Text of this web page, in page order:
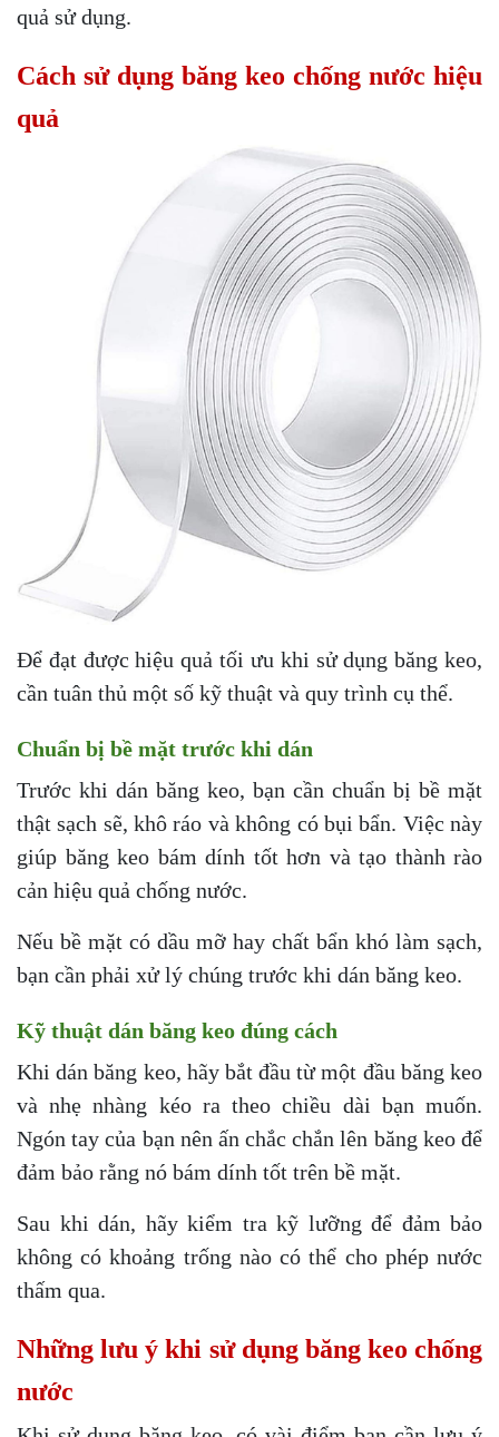
quả sử dụng.
Cách sử dụng băng keo chống nước hiệu
quả
Để đạt được hiệu quả tối ưu khi sử dụng băng keo,
cần tuân thủ một số kỹ thuật và quy trình cụ thể.
Chuẩn bị bề mặt trước khi dán
Trước khi dán băng keo, bạn cần chuẩn bị bề mặt
thật sạch sẽ, khô ráo và không có bụi bẩn. Việc này
giúp băng keo bám dính tốt hơn và tạo thành rào
cản hiệu quả chống nước.
Nếu bề mặt có dầu mỡ hay chất bẩn khó làm sạch,
bạn cần phải xử lý chúng trước khi dán băng keo.
Kỹ thuật dán băng keo đúng cách
Khi dán băng keo, hãy bắt đầu từ một đầu băng keo
và nhẹ nhàng kéo ra theo chiều dài bạn muốn.
Ngón tay của bạn nên ấn chắc chắn lên băng keo để
đảm bảo rằng nó bám dính tốt trên bề mặt.
Sau khi dán, hãy kiểm tra kỹ lưỡng để đảm bảo
không có khoảng trống nào có thể cho phép nước
thấm qua.
Những lưu ý khi sử dụng băng keo chống
nước